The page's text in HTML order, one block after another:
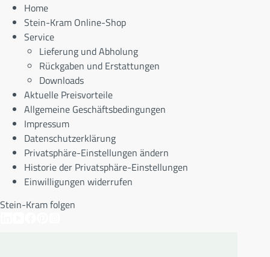
Home
Stein-Kram Online-Shop
Service
Lieferung und Abholung
Rückgaben und Erstattungen
Downloads
Aktuelle Preisvorteile
Allgemeine Geschäftsbedingungen
Impressum
Datenschutzerklärung
Privatsphäre-Einstellungen ändern
Historie der Privatsphäre-Einstellungen
Einwilligungen widerrufen
Stein-Kram folgen